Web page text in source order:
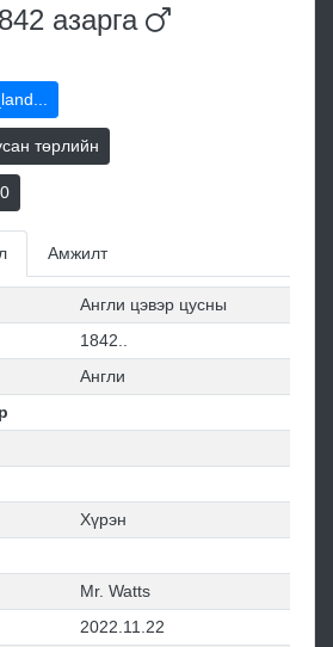
азарга
төрлийн
0
Амжилт
Англи цэвэр цусны
1842..
Англи
Хүрэн
Mr. Watts
2022.11.22